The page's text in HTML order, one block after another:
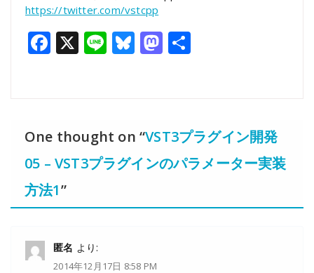
https://twitter.com/vstcpp
Facebook
X LineBluesky
Mastodon
One thought on “VST3プラグイン開発
05 – VST3プラグインのパラメーター実装
方法1”
匿名 より:
2014年12月17日 8:58 PM